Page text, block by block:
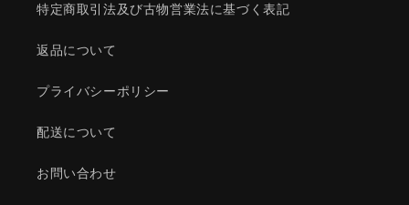
特定商取引法及び古物営業法に基づく表記
返品について
プライバシーポリシー
配送について
お問い合わせ